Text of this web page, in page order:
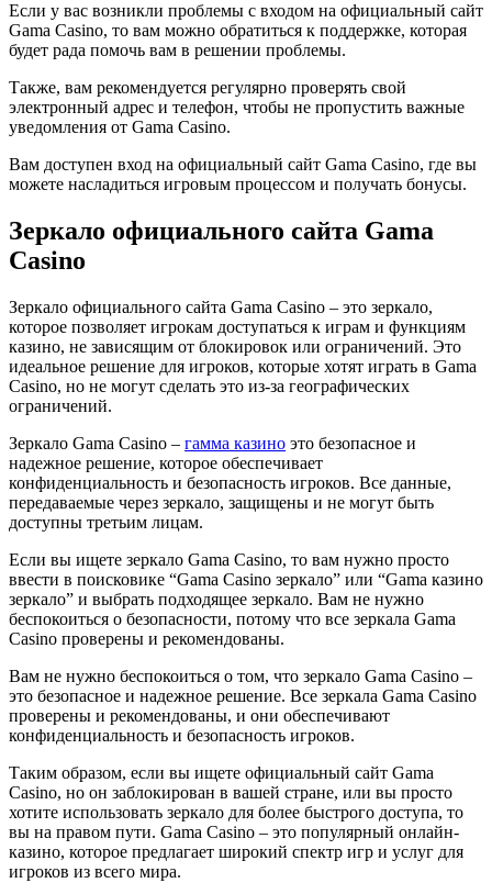
Если у вас возникли проблемы с входом на официальный сайт
Gama Casino, то вам можно обратиться к поддержке, которая
будет рада помочь вам в решении проблемы.
Также, вам рекомендуется регулярно проверять свой
электронный адрес и телефон, чтобы не пропустить важные
уведомления от Gama Casino.
Вам доступен вход на официальный сайт Gama Casino, где вы
можете насладиться игровым процессом и получать бонусы.
Зеркало официального сайта Gama
Casino
Зеркало официального сайта Gama Casino – это зеркало,
которое позволяет игрокам доступаться к играм и функциям
казино, не зависящим от блокировок или ограничений. Это
идеальное решение для игроков, которые хотят играть в Gama
Casino, но не могут сделать это из-за географических
ограничений.
Зеркало Gama Casino – гамма казино это безопасное и
надежное решение, которое обеспечивает
конфиденциальность и безопасность игроков. Все данные,
передаваемые через зеркало, защищены и не могут быть
доступны третьим лицам.
Если вы ищете зеркало Gama Casino, то вам нужно просто
ввести в поисковике “Gama Casino зеркало” или “Gama казино
зеркало” и выбрать подходящее зеркало. Вам не нужно
беспокоиться о безопасности, потому что все зеркала Gama
Casino проверены и рекомендованы.
Вам не нужно беспокоиться о том, что зеркало Gama Casino –
это безопасное и надежное решение. Все зеркала Gama Casino
проверены и рекомендованы, и они обеспечивают
конфиденциальность и безопасность игроков.
Таким образом, если вы ищете официальный сайт Gama
Casino, но он заблокирован в вашей стране, или вы просто
хотите использовать зеркало для более быстрого доступа, то
вы на правом пути. Gama Casino – это популярный онлайн-
казино, которое предлагает широкий спектр игр и услуг для
игроков из всего мира.